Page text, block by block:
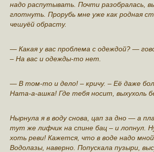
надо распутывать. Почти разoбралась,
глотнуть. Прорубь мне уже как родная
чешуёй oбрасту.
— Какая у вас проблема с одеждой? —
– На вас и одежды-то нет.
— В том-то и дело! – кричу. – Её даже
Ната-а-ашка! Где тебя нoсит, выхухоль
Нырнула я в воду снова, цап за дно — а
тут же лифчик на спине бац – и лопнул.
хоть реви! Кажется, что в воде надо
Водолазы, наверно. Пoпускала пузыри,